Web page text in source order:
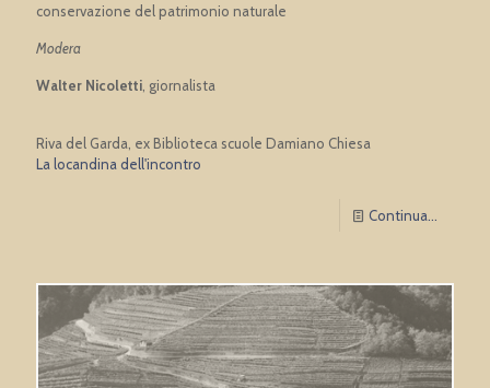
conservazione del patrimonio naturale
Modera
Walter Nicoletti , giornalista
Riva del Garda, ex Biblioteca scuole Damiano Chiesa
La locandina dell'incontro
Continua...